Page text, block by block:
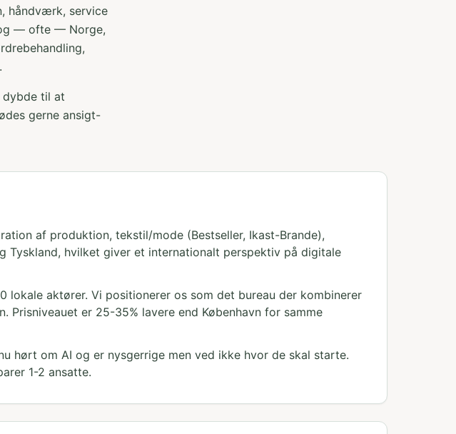
håndværk, service
— ofte — Norge,
dybde til at
gerne ansigt-
af produktion, tekstil/mode (Bestseller, Ikast-Brande),
hvilket giver et internationalt perspektiv på digitale
aktører. Vi positionerer os som det bureau der kombinerer
er 25-35% lavere end København for samme
hørt om AI og er nysgerrige men ved ikke hvor de skal starte.
1-2 ansatte.